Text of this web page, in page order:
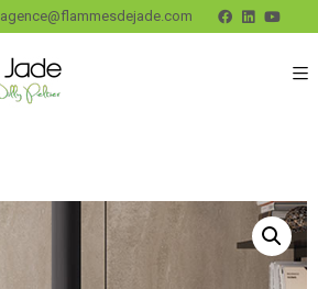
agence@flammesdejade.com